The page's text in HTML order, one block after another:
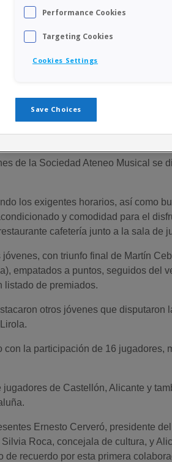
de la Sociedad Ateneo Musical se
los exigentes horarios, así como
y comodidad para el
cafetería junto a la sala de
con triunfo final de Martín
empatados a puntos, seguidos del
listado de premiados.
otros jóvenes que disputaron
con la participación de 16 jugadores,
de Castellón, Alicante y
Ernesto Cerveró, presidente
Roca, concejala de cultura, y
de recuerdo por esta primera
Performance Cookies
Targeting Cookies
Cookies Settings
Save Choices